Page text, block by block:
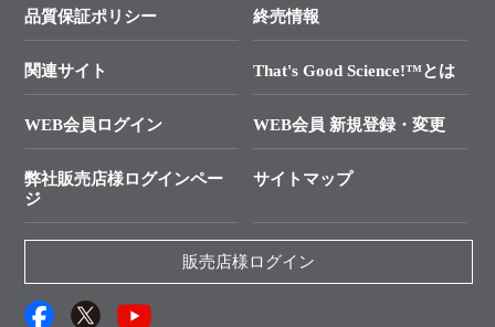
技術セミナーのご案内
タカラバイオ発表文献
SMARTer NGSポータルサイト
プライマー設計
制限酵素切断サイトの検索
ユーザーズボイス集
抗体検索サイト
├ 実験コンシェルジュ
├ 受託サービスお問い合わせ
資料請求 機器関連
資料請求 受託関連
資料請求 核酸抽出・精製カタログ
サンプル請求一覧
品質保証ポリシー 終売情報
関連サイト That's Good Science!™とは
WEB会員ログイン WEB会員 新規登録・変更
弊社販売店様ログインペー
ジ
サイトマップ
販売店様ログイン